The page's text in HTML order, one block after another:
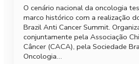
O cenário nacional da oncologia
marco histórico com a realização
Brazil Anti Cancer Summit.
conjuntamente pela Associação
Câncer (CACA), pela Sociedade
Oncologia…